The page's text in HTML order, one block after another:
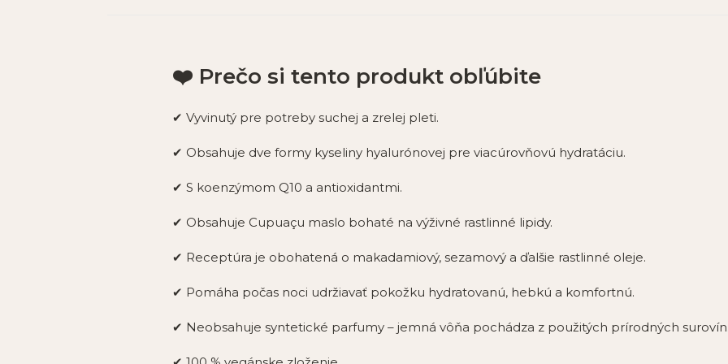
❤️ Prečo si tento produkt obľúbite
✔ Vyvinutý pre potreby suchej a zrelej pleti.
✔ Obsahuje dve formy kyseliny hyalurónovej pre viacúrovňovú hydratáciu.
✔ S koenzýmom Q10 a antioxidantmi.
✔ Obsahuje Cupuaçu maslo bohaté na výživné rastlinné lipidy.
✔ Receptúra je obohatená o makadamiový, sezamový a ďalšie rastlinné oleje.
✔ Pomáha počas noci udržiavať pokožku hydratovanú, hebkú a komfortnú.
✔ Neobsahuje syntetické parfumy – jemná vôňa pochádza z použitých prírodných